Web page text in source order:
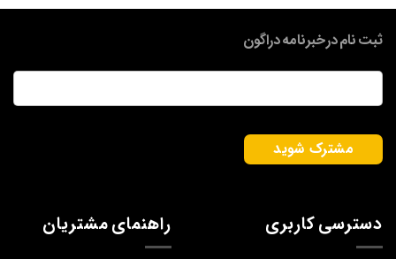
دسترسی کاربری
ثبت نام در خبرنامه دراگون
ایمیل*
راهنمای مشتریان